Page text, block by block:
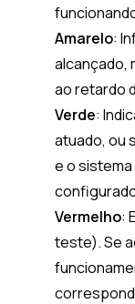
Amarelo:
alcançado,
ao retardo
Verde:
atuado, ou
e o
Vermelho:
teste). Se